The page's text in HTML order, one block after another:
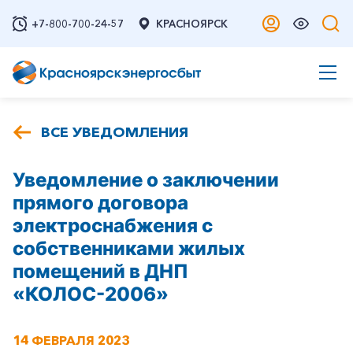
+7-800-700-24-57 КРАСНОЯРСК
ВСЕ УВЕДОМЛЕНИЯ
Уведомление о заключении
прямого договора
электроснабжения с
собственниками жилых
помещений в ДНП
«КОЛОС-2006»
14 ФЕВРАЛЯ 2023